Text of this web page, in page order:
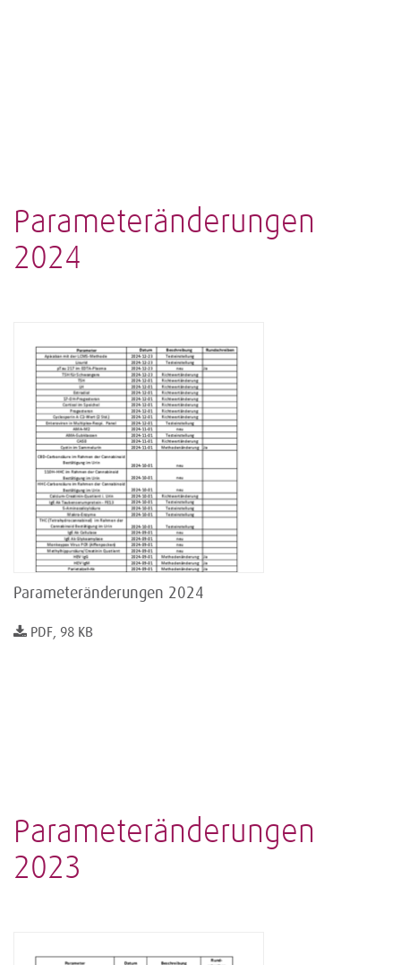
Parameteränderungen
2024
Parameteränderungen 2024
PDF, 98 KB
Parameteränderungen
2023